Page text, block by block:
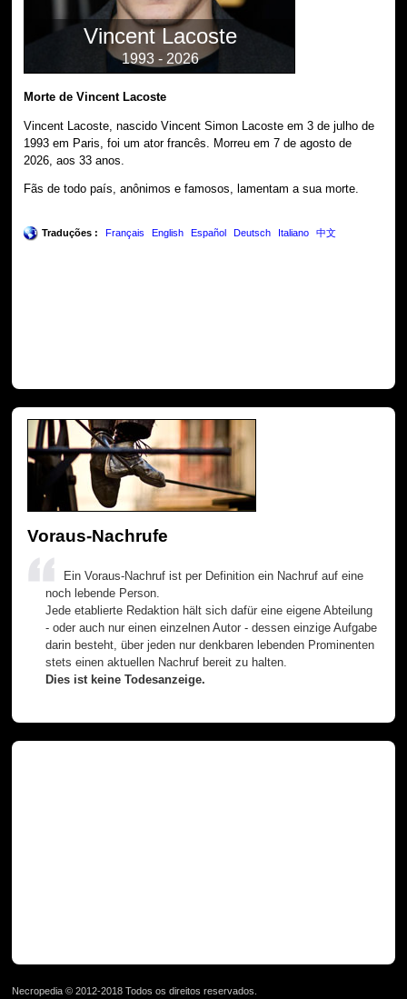
Vincent Lacoste
1993 - 2026
Morte de Vincent Lacoste
Vincent Lacoste, nascido Vincent Simon Lacoste em 3 de julho de
1993 em Paris, foi um ator francês. Morreu em 7 de agosto de
2026, aos 33 anos.
Fãs de todo país, anônimos e famosos, lamentam a sua morte.
Traduções : Français English Español Deutsch Italiano 中文
Voraus-Nachrufe
Ein Voraus-Nachruf ist per Definition ein Nachruf auf eine
noch lebende Person.
Jede etablierte Redaktion hält sich dafür eine eigene Abteilung
- oder auch nur einen einzelnen Autor - dessen einzige Aufgabe
darin besteht, über jeden nur denkbaren lebenden Prominenten
stets einen aktuellen Nachruf bereit zu halten.
Dies ist keine Todesanzeige.
Necropedia © 2012-2018 Todos os direitos reservados.